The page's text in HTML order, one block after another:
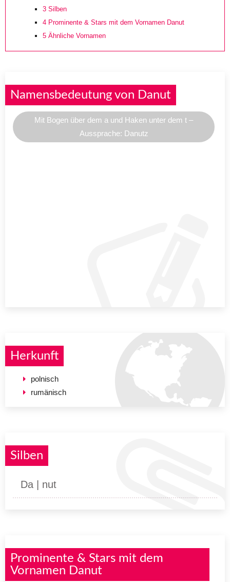
3 Silben
4 Prominente & Stars mit dem Vornamen Danut
5 Ähnliche Vornamen
Namensbedeutung von Danut
Mit Bogen über dem a und Haken unter dem t –
Aussprache: Danutz
Herkunft
polnisch
rumänisch
Silben
Da | nut
Prominente & Stars mit dem
Vornamen Danut